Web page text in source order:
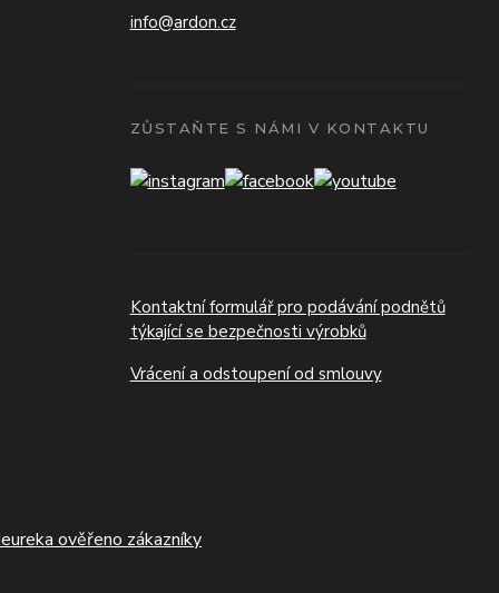
info@ardon.cz
ZŮSTAŇTE S NÁMI V KONTAKTU
Kontaktní formulář pro podávání podnětů
týkající se bezpečnosti výrobků
Vrácení a odstoupení od smlouvy